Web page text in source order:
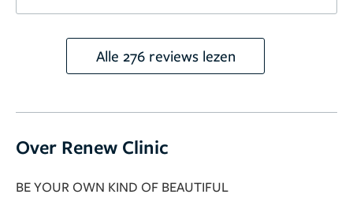
Alle 276 reviews lezen
Over Renew Clinic
BE YOUR OWN KIND OF BEAUTIFUL